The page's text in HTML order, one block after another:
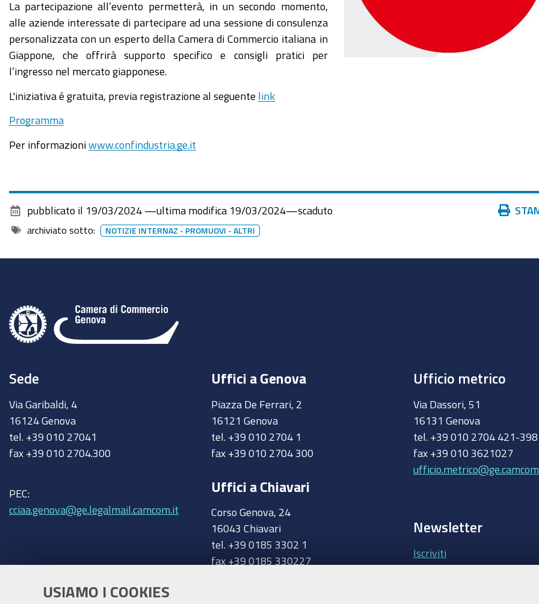
USIAMO I COOKIES
La partecipazione all’evento permetterà, in un secondo momento,
alle aziende interessate di partecipare ad una sessione di consulenza
personalizzata con un esperto della Camera di Commercio italiana in
Giappone, che offrirà supporto specifico e consigli pratici per
l’ingresso nel mercato giapponese.
L'iniziativa é gratuita, previa registrazione al seguente link
Programma
Per informazioni www.confindustria.ge.it
Azioni
pubblicato il 19/03/2024 —ultima modifica 19/03/2024—scaduto
archiviato sotto: NOTIZIE INTERNAZ - PROMUOVI - ALTRI
Sede
Via Garibaldi, 4
16124 Genova
tel. +39 010 27041
fax +39 010 2704.300
PEC:
cciaa.genova@ge.legalmail.camcom.it
Trasparenza
Uffici a Genova
Piazza De Ferrari, 2
16121 Genova
tel. +39 010 2704 1
fax +39 010 2704 300
Uffici a Chiavari
Corso Genova, 24
16043 Chiavari
tel. +39 0185 3302 1
fax +39 0185 330227
Ufficio metrico
Via Dassori, 51
16131 Genova
tel. +39 010 2704 421-
fax +39 010 3621027
Newsletter
Iscriviti